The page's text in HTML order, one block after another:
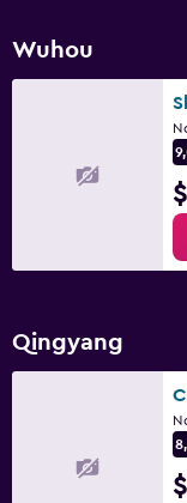
Wuhou
Qingyang